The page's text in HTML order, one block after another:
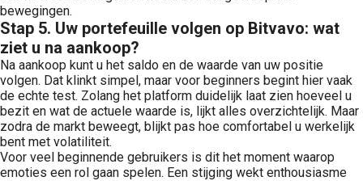
bewegingen.
Stap 5. Uw portefeuille volgen op Bitvavo: wat
ziet u na aankoop?
Na aankoop kunt u het saldo en de waarde van uw positie
volgen. Dat klinkt simpel, maar voor beginners begint hier vaak
de echte test. Zolang het platform duidelijk laat zien hoeveel u
bezit en wat de actuele waarde is, lijkt alles overzichtelijk. Maar
zodra de markt beweegt, blijkt pas hoe comfortabel u werkelijk
bent met volatiliteit.
Voor veel beginnende gebruikers is dit het moment waarop
emoties een rol gaan spelen. Een stijging wekt enthousiasme